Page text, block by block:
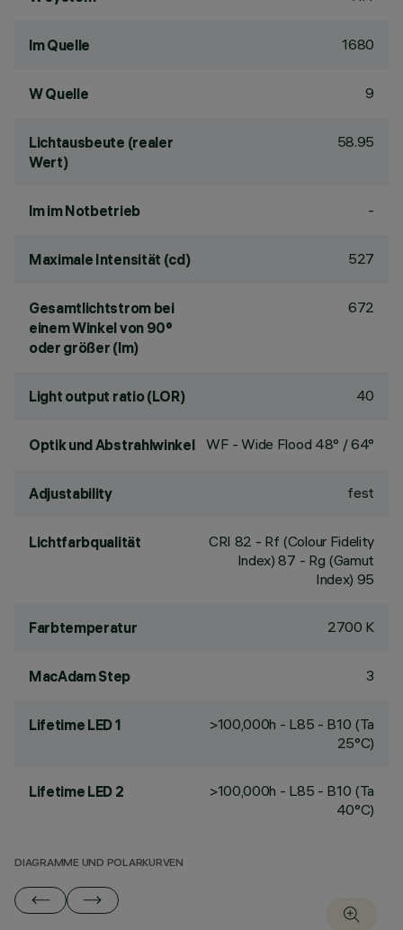
lm Quelle 1680
W Quelle 9
Lichtausbeute (realer
Wert)
58.95
lm im Notbetrieb -
Maximale Intensität (cd) 527
Gesamtlichtstrom bei
einem Winkel von 90°
oder größer (lm)
672
Light output ratio (LOR) 40
Optik und Abstrahlwinkel WF - Wide Flood 48° / 64°
Adjustability fest
Lichtfarbqualität CRI 82 - Rf (Colour Fidelity
Index) 87 - Rg (Gamut
Index) 95
Farbtemperatur 2700 K
MacAdam Step 3
Lifetime LED 1
>100,000h - L85 - B10 (Ta
25°C)
Lifetime LED 2
>100,000h - L85 - B10 (Ta
40°C)
DIAGRAMME UND POLARKURVEN